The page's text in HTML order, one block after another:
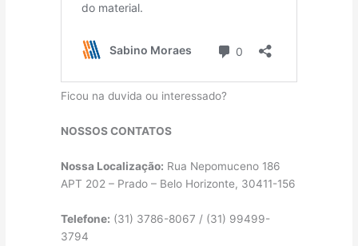
Ficou na duvida ou interessado?
NOSSOS CONTATOS
Nossa Localização: Rua Nepomuceno 186
APT 202 – Prado – Belo Horizonte, 30411-156
Telefone: (31) 3786-8067 / (31) 99499-
3794